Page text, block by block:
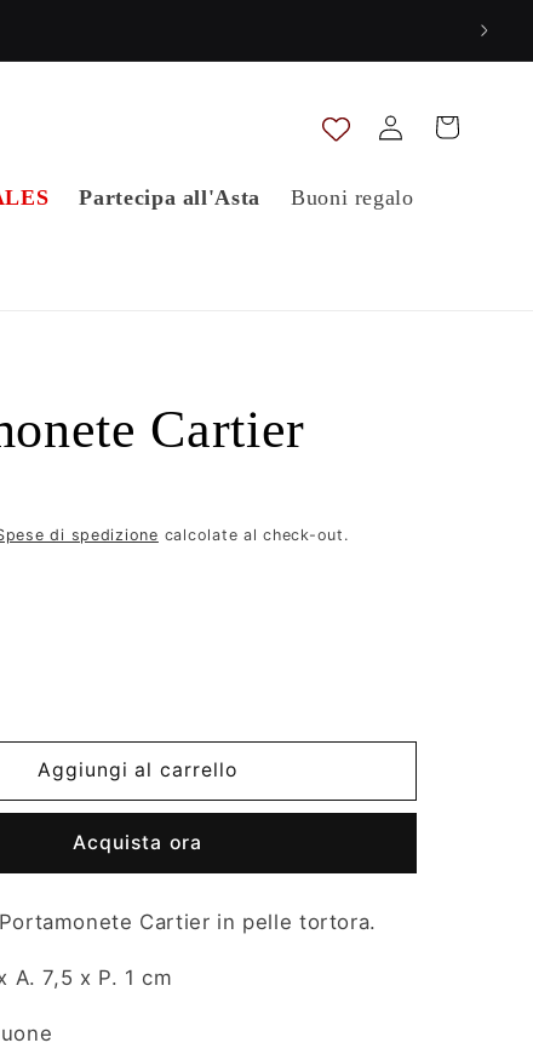
Partecipa all'Asta Buoni regalo
Accedi Carrello
Cartier
di spedizione calcolate al check-out.
Aggiungi al carrello
Acquista ora
Cartier in pelle tortora.
A. 7,5 x P. 1 cm